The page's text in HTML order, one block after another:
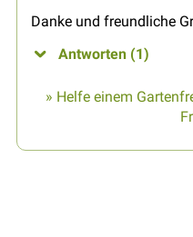
Danke und freundliche
Antworten (1)
» Helfe einem